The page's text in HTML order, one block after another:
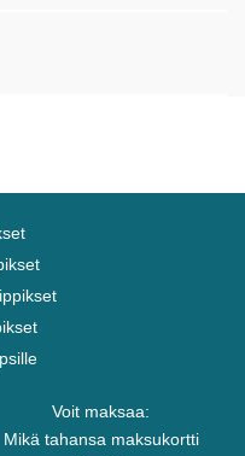
Voit maksaa:
Mikä tahansa maksukortti